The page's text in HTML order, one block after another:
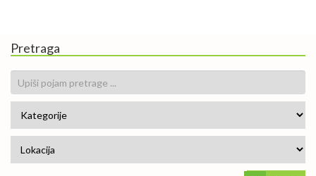
Pretraga